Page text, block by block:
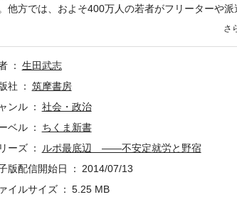
他方では、およそ400万人の若者がフリーターや
、社会はどうなるのか…。日本社会の最底辺で人び
生田武志
社
筑摩書房
ンル
社会・政治
ベル
ちくま新書
ーズ
ルポ最底辺 ――不安定就労と野宿
版配信開始日
2014/07/13
イルサイズ
5.25 MB